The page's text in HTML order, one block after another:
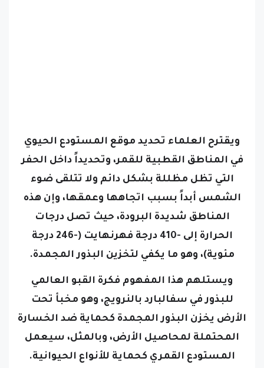
ويقترح العلماء تحديد موقع المستودع الحيوي
في المناطق القطبية للقمر، وتحديداً داخل الحفر
التي تظل مظللة بشكل دائم ولا تتلقى ضوء
الشمس أبداً بسبب اتجاهها وعمقها، وإن هذه
المناطق شديدة البرودة، حيث تصل درجات
الحرارة إلى -410 درجة فهرنهايت (-246 درجة
مئوية)، وهو ما يكفي لتخزين البذور المجمدة.
ويستلهم هذا المفهوم فكرة القبو العالمي
للبذور في سفالبارد بالنرويج، وهو مخبأ تحت
الأرض يخزن البذور المجمدة كحماية ضد الخسارة
المحتملة لمحاصيل الأرض، وبالمثل، سيعمل
المستودع القمري كحماية للأنواع الحيوانية.